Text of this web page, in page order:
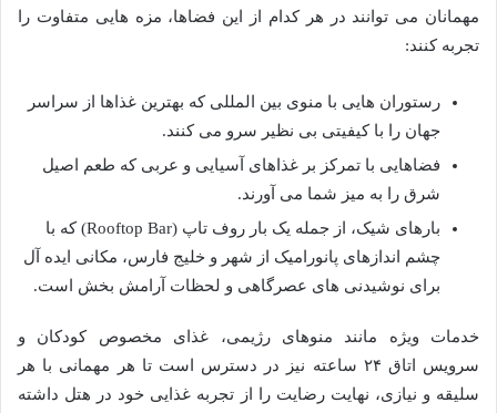
مهمانان می توانند در هر کدام از این فضاها، مزه هایی متفاوت را
تجربه کنند:
رستوران هایی با منوی بین المللی که بهترین غذاها از سراسر
جهان را با کیفیتی بی نظیر سرو می کنند.
فضاهایی با تمرکز بر غذاهای آسیایی و عربی که طعم اصیل
شرق را به میز شما می آورند.
بارهای شیک، از جمله یک بار روف تاپ (Rooftop Bar) که با
چشم اندازهای پانورامیک از شهر و خلیج فارس، مکانی ایده آل
برای نوشیدنی های عصرگاهی و لحظات آرامش بخش است.
خدمات ویژه مانند منوهای رژیمی، غذای مخصوص کودکان و
سرویس اتاق ۲۴ ساعته نیز در دسترس است تا هر مهمانی با هر
سلیقه و نیازی، نهایت رضایت را از تجربه غذایی خود در هتل داشته